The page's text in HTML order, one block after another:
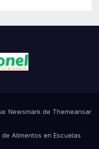
Newsmark de Themeansar
Alimentos en Escuelas